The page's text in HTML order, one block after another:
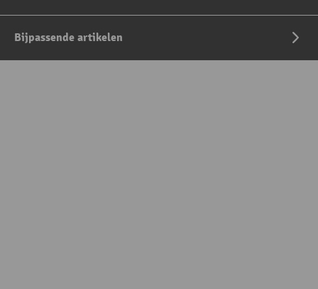
Bijpassende artikelen